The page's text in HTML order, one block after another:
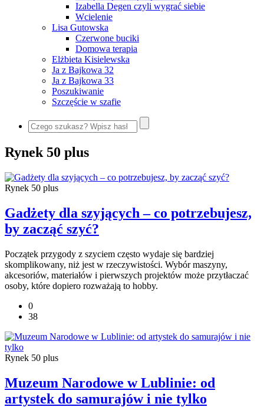
Izabella Degen czyli wygrać siebie
Wcielenie
Lisa Gutowska
Czerwone buciki
Domowa terapia
Elżbieta Kisielewska
Ja z Bajkowa 32
Ja z Bajkowa 33
Poszukiwanie
Szczęście w szafie
Rynek 50 plus
Rynek 50 plus
Gadżety dla szyjących – co potrzebujesz,
by zacząć szyć?
Początek przygody z szyciem często wydaje się bardziej
skomplikowany, niż jest w rzeczywistości. Wybór maszyny,
akcesoriów, materiałów i pierwszych projektów może przytłaczać
osoby, które dopiero rozważają to hobby.
0
38
Rynek 50 plus
Muzeum Narodowe w Lublinie: od
artystek do samurajów i nie tylko